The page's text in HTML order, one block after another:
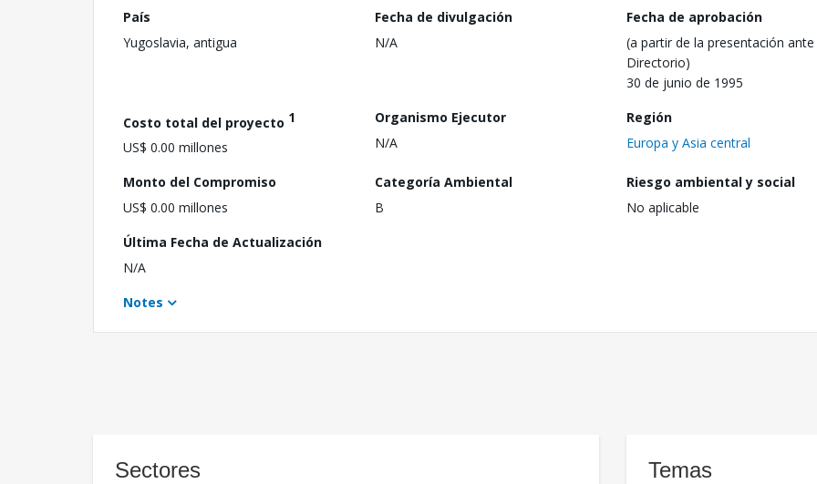
País
Yugoslavia, antigua
Fecha de divulgación
N/A
Fecha de aprobación
(a partir de la presentación ante
Directorio)
30 de junio de 1995
Costo total del proyecto 1
US$ 0.00 millones
Organismo Ejecutor
N/A
Región
Europa y Asia central
Monto del Compromiso
US$ 0.00 millones
Categoría Ambiental
B
Riesgo ambiental y social
No aplicable
Última Fecha de Actualización
N/A
Notes
Sectores Temas